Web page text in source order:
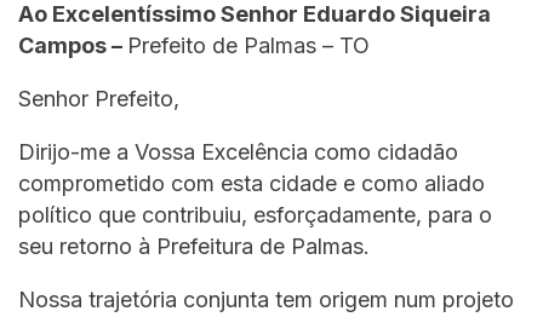
Ao Excelentíssimo Senhor Eduardo Siqueira
Campos – Prefeito de Palmas – TO
Senhor Prefeito,
Dirijo-me a Vossa Excelência como cidadão
comprometido com esta cidade e como aliado
político que contribuiu, esforçadamente, para o
seu retorno à Prefeitura de Palmas.
Nossa trajetória conjunta tem origem num projeto